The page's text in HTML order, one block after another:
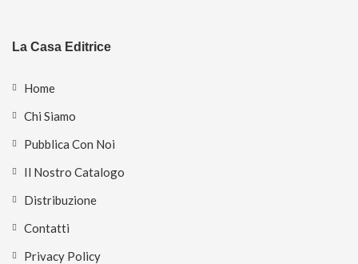
La Casa Editrice
Home
Chi Siamo
Pubblica Con Noi
Il Nostro Catalogo
Distribuzione
Contatti
Privacy Policy